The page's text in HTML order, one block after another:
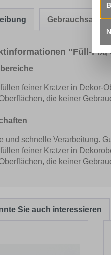
"Füll-Fix,
feiner Kratzer in Dekor-
die keiner
und schnelle Verarbeitung.
feiner Kratzer in
die keiner
Sie auch interessieren